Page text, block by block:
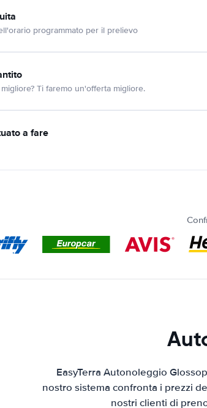
programmato per il prelievo
Ti faremo un'offerta migliore.
a fare
EasyTerra Autonoleggio
nostro sistema confronta i prezzi
nostri clienti di